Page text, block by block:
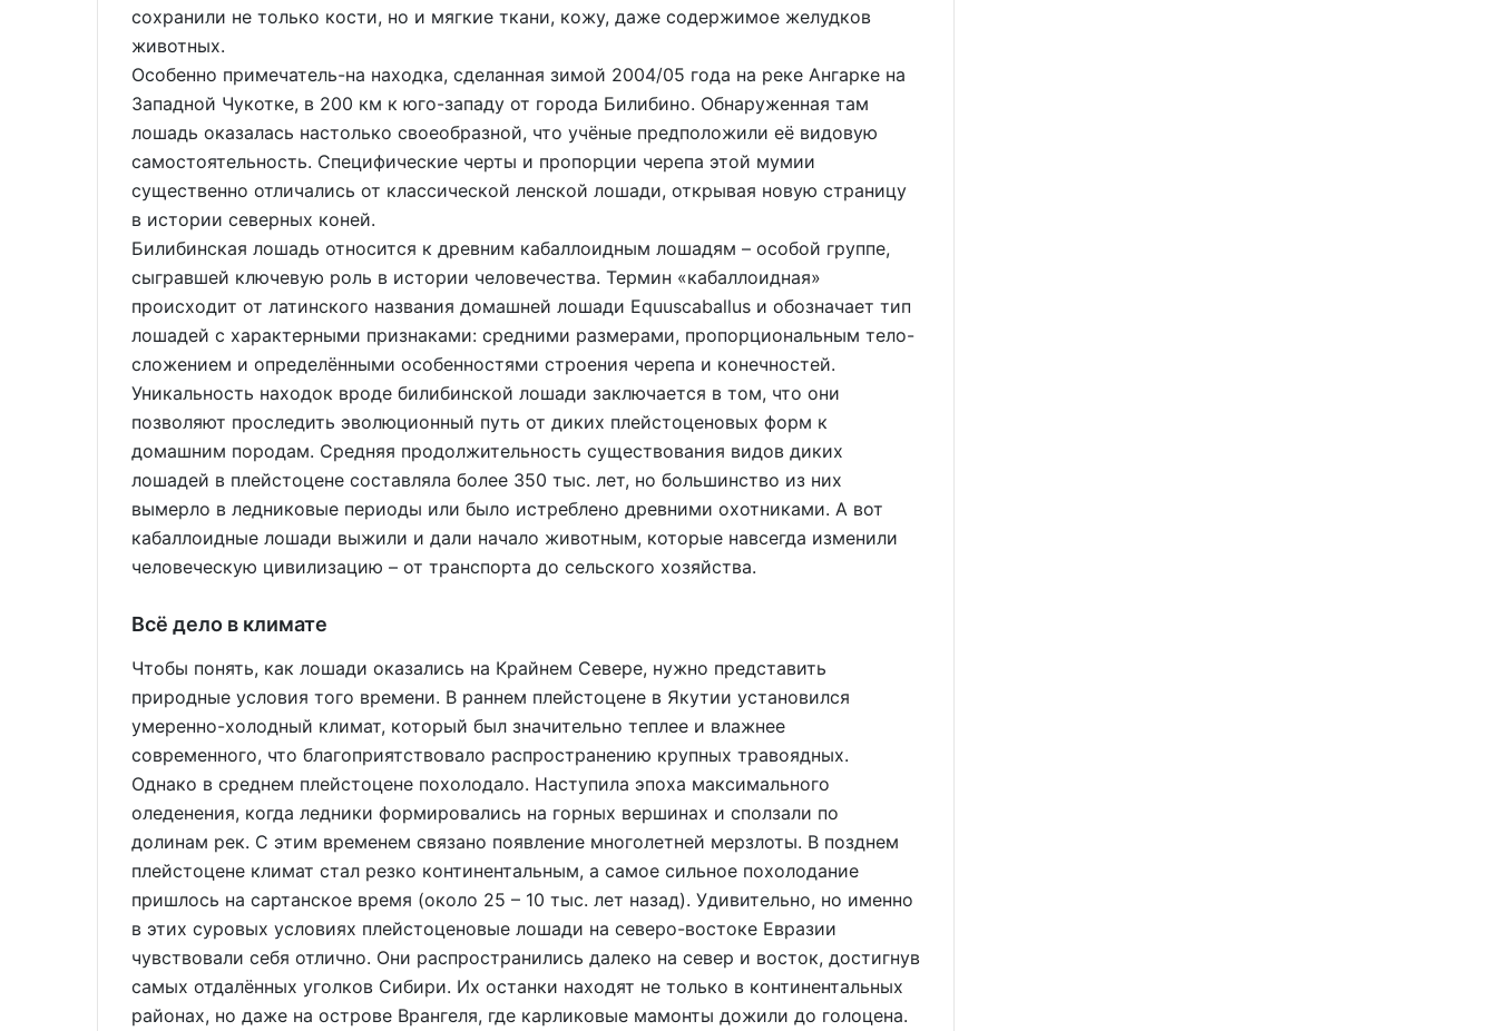
сохранили не только кости, но и мягкие ткани, кожу, даже содержимое желудков
животных.
Особенно примечатель-на находка, сделанная зимой 2004/05 года на реке Ангарке на
Западной Чукотке, в 200 км к юго-западу от города Билибино. Обнаруженная там
лошадь оказалась настолько своеобразной, что учёные предположили её видовую
самостоятельность. Специфические черты и пропорции черепа этой мумии
существенно отличались от классической ленской лошади, открывая новую страницу
в истории северных коней.
Билибинская лошадь относится к древним кабаллоидным лошадям – особой группе,
сыгравшей ключевую роль в истории человечества. Термин «кабаллоидная»
происходит от латинского названия домашней лошади Equuscaballus и обозначает тип
лошадей с характерными признаками: средними размерами, пропорциональным тело-
сложением и определёнными особенностями строения черепа и конечностей.
Уникальность находок вроде билибинской лошади заключается в том, что они
позволяют проследить эволюционный путь от диких плейстоценовых форм к
домашним породам. Средняя продолжительность существования видов диких
лошадей в плейстоцене составляла более 350 тыс. лет, но большинство из них
вымерло в ледниковые периоды или было истреблено древними охотниками. А вот
кабаллоидные лошади выжили и дали начало животным, которые навсегда изменили
человеческую цивилизацию – от транспорта до сельского хозяйства.
Всё дело в климате
Чтобы понять, как лошади оказались на Крайнем Севере, нужно представить
природные условия того времени. В раннем плейстоцене в Якутии установился
умеренно-холодный климат, который был значительно теплее и влажнее
современного, что благоприятствовало распространению крупных травоядных.
Однако в среднем плейстоцене похолодало. Наступила эпоха максимального
оледенения, когда ледники формировались на горных вершинах и сползали по
долинам рек. С этим временем связано появление многолетней мерзлоты. В позднем
плейстоцене климат стал резко континентальным, а самое сильное похолодание
пришлось на сартанское время (около 25 – 10 тыс. лет назад). Удивительно, но именно
в этих суровых условиях плейстоценовые лошади на северо-востоке Евразии
чувствовали себя отлично. Они распространились далеко на север и восток, достигнув
самых отдалённых уголков Сибири. Их останки находят не только в континентальных
районах, но даже на острове Врангеля, где карликовые мамонты дожили до голоцена.